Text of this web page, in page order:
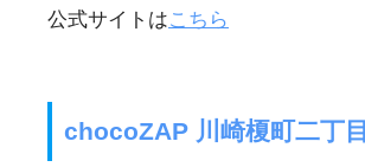
公式サイトはこちら
chocoZAP 川崎榎町二丁目